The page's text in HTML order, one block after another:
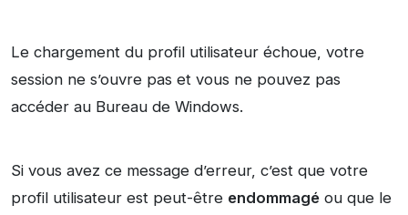
Le chargement du profil utilisateur échoue, votre
session ne s’ouvre pas et vous ne pouvez pas
accéder au Bureau de Windows.
Si vous avez ce message d’erreur, c’est que votre
profil utilisateur est peut-être endommagé ou que le